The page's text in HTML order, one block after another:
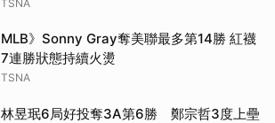
TSNA
MLB》Sonny Gray奪美聯最多第14勝 紅襪
7連勝狀態持續火燙
TSNA
林昱珉6局好投奪3A第6勝 鄭宗哲3度上壘